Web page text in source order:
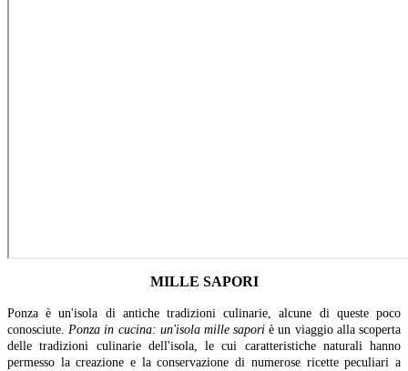
MILLE SAPORI
Ponza è un'isola di antiche tradizioni culinarie, alcune di queste poco
conosciute.Ponza in cucina: un'isola mille saporiè un viaggio alla scoperta
delle tradizioni culinarie dell'isola, le cui caratteristiche naturali hanno
permesso la creazione e la conservazione di numerose ricette peculiari a